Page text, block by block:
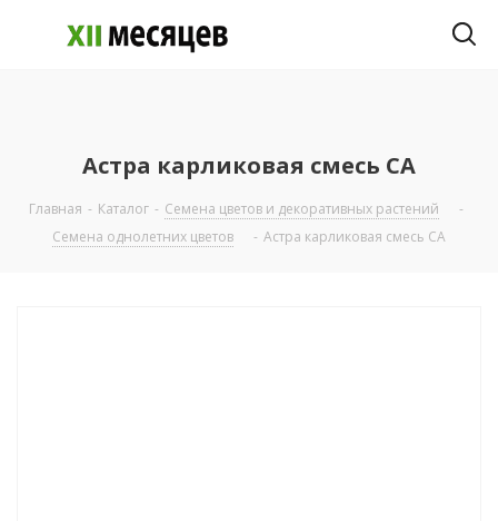
Астра карликовая смесь СА
Главная - Каталог - Семена цветов и декоративных растений
-
Семена однолетних цветов
- Астра карликовая смесь СА